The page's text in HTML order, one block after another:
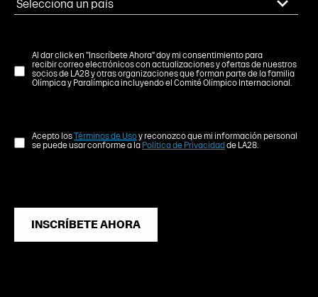
Al dar click en "Inscríbete Ahora" doy mi consentimiento para
recibir correo electrónicos con actualizaciones y ofertas de nuestros
socios de LA28 y otras organizaciones que forman parte de la familia
Olímpica y Paralímpica incluyendo el Comité Olímpico Internacional.
Acepto losTérminos de Usoy reconozco que mi información personal
se puede usar conforme a la Política de Privacidadde LA28.
INSCRÍBETE AHORA